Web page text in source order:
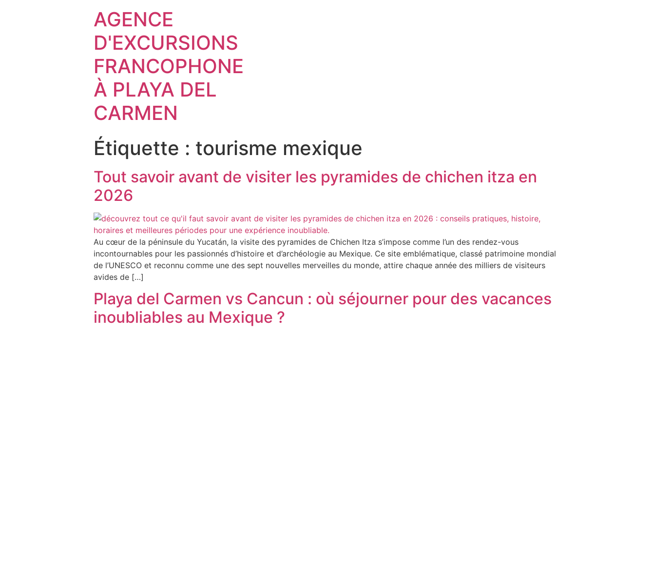
AGENCE
D'EXCURSIONS
FRANCOPHONE
À PLAYA DEL
CARMEN
Étiquette : tourisme mexique
Tout savoir avant de visiter les pyramides de chichen itza en
2026
Au cœur de la péninsule du Yucatán, la visite des pyramides de Chichen Itza s’impose comme l’un des rendez-vous
incontournables pour les passionnés d’histoire et d’archéologie au Mexique. Ce site emblématique, classé patrimoine mondial
de l’UNESCO et reconnu comme une des sept nouvelles merveilles du monde, attire chaque année des milliers de visiteurs
avides de […]
Playa del Carmen vs Cancun : où séjourner pour des vacances
inoubliables au Mexique ?